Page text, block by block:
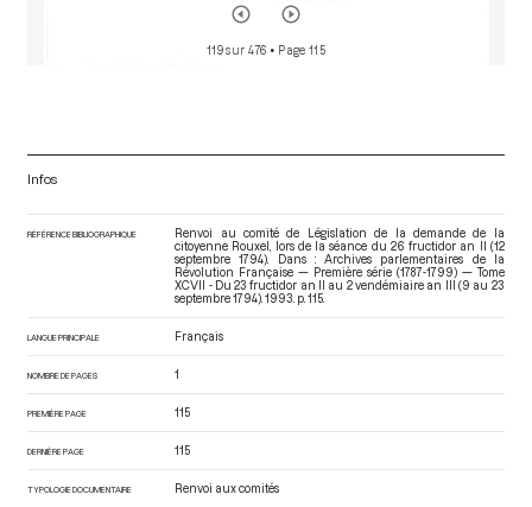
119 sur 476 • Page 115
Infos
RÉFÉRENCE BIBLIOGRAPHIQUE
Renvoi au comité de Législation de la demande de la
citoyenne Rouxel, lors de la séance du 26 fructidor an II (12
septembre 1794). Dans : Archives parlementaires de la
Révolution Française — Première série (1787-1799) — Tome
XCVII - Du 23 fructidor an II au 2 vendémiaire an III (9 au 23
septembre 1794) . 1993. p. 115.
LANGUE PRINCIPALE Français
NOMBRE DE PAGES 1
PREMIÈRE PAGE 115
DERNIÈRE PAGE 115
TYPOLOGIE DOCUMENTAIRE Renvoi aux comités